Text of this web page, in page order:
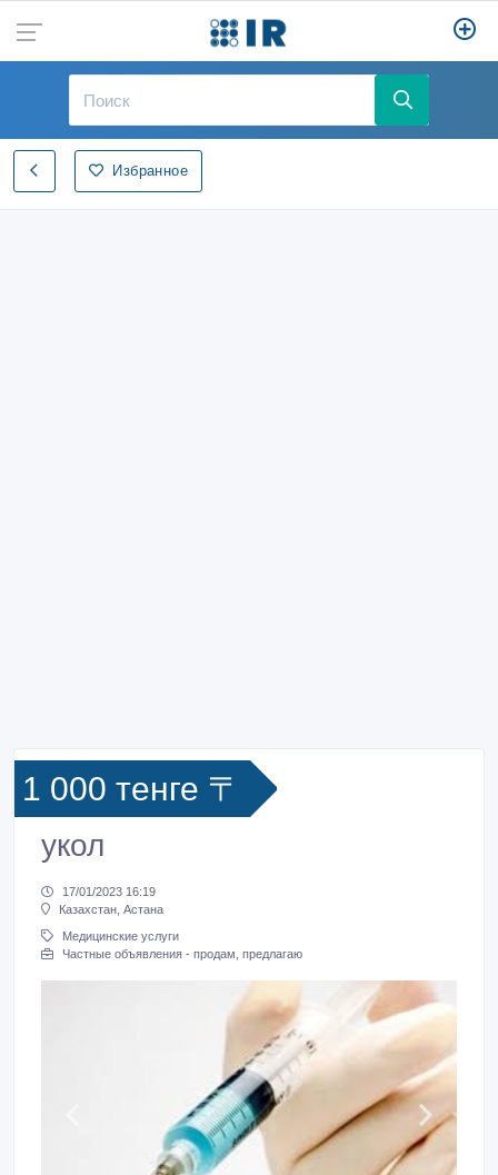
Избранное
1 000 тенге 〒
укол
17/01/2023 16:19
Казахстан, Астана
Медицинские услуги
Частные объявления - продам, предлагаю